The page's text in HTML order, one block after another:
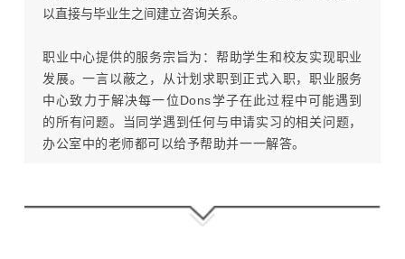
以直接与毕业生之间建立咨询关系。
职业中心提供的服务宗旨为： 帮助学生和校友实现职业
发展。一言以蔽之，从计划求职到正式入职，职业服务
中心致力于解决每一位Dons学子在此过程中可能遇到
的所有问题。当同学遇到任何与申请实习的相关问题，
办公室中的老师都可以给予帮助并一一解答。